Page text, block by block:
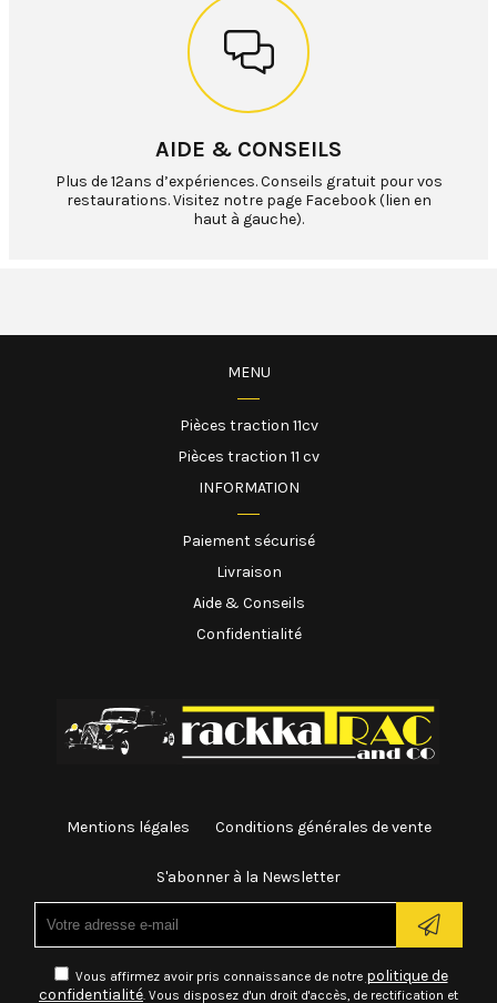
AIDE & CONSEILS
Plus de 12ans d’expériences. Conseils gratuit pour vos
restaurations. Visitez notre page Facebook (lien en
haut à gauche).
MENU
Pièces traction 11cv
Pièces traction 11 cv
INFORMATION
Paiement sécurisé
Livraison
Aide & Conseils
Confidentialité
Mentions légales Conditions générales de vente
S'abonner à la Newsletter
Vous affirmez avoir pris connaissance de notre politique de
confidentialité. Vous disposez d'un droit d'accès, de rectification et